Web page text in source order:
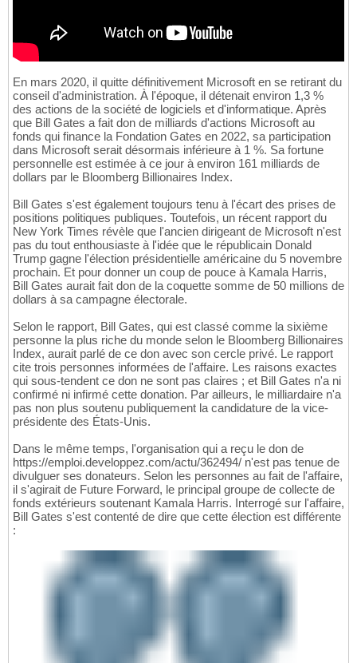
En mars 2020, il quitte définitivement Microsoft en se retirant du
conseil d'administration. À l'époque, il détenait environ 1,3 %
des actions de la société de logiciels et d'informatique. Après
que Bill Gates a fait don de milliards d'actions Microsoft au
fonds qui finance la Fondation Gates en 2022, sa participation
dans Microsoft serait désormais inférieure à 1 %. Sa fortune
personnelle est estimée à ce jour à environ 161 milliards de
dollars par le Bloomberg Billionaires Index.
Bill Gates s'est également toujours tenu à l'écart des prises de
positions politiques publiques. Toutefois, un récent rapport du
New York Times révèle que l'ancien dirigeant de Microsoft n'est
pas du tout enthousiaste à l'idée que le républicain Donald
Trump gagne l'élection présidentielle américaine du 5 novembre
prochain. Et pour donner un coup de pouce à Kamala Harris,
Bill Gates aurait fait don de la coquette somme de 50 millions de
dollars à sa campagne électorale.
Selon le rapport, Bill Gates, qui est classé comme la sixième
personne la plus riche du monde selon le Bloomberg Billionaires
Index, aurait parlé de ce don avec son cercle privé. Le rapport
cite trois personnes informées de l'affaire. Les raisons exactes
qui sous-tendent ce don ne sont pas claires ; et Bill Gates n'a ni
confirmé ni infirmé cette donation. Par ailleurs, le milliardaire n'a
pas non plus soutenu publiquement la candidature de la vice-
présidente des États-Unis.
Dans le même temps, l'organisation qui a reçu le don de
https://emploi.developpez.com/actu/362494/ n'est pas tenue de
divulguer ses donateurs. Selon les personnes au fait de l'affaire,
il s'agirait de Future Forward, le principal groupe de collecte de
fonds extérieurs soutenant Kamala Harris. Interrogé sur l'affaire,
Bill Gates s'est contenté de dire que cette élection est différente
: